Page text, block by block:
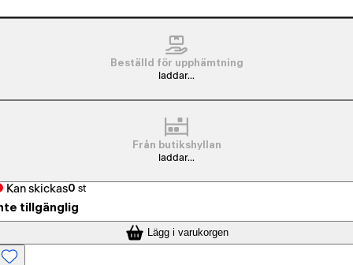
Beställd för upphämtning
laddar...
Från butikshyllan
laddar...
Kan skickas0 st
tillgänglig
Lägg i varukorgen